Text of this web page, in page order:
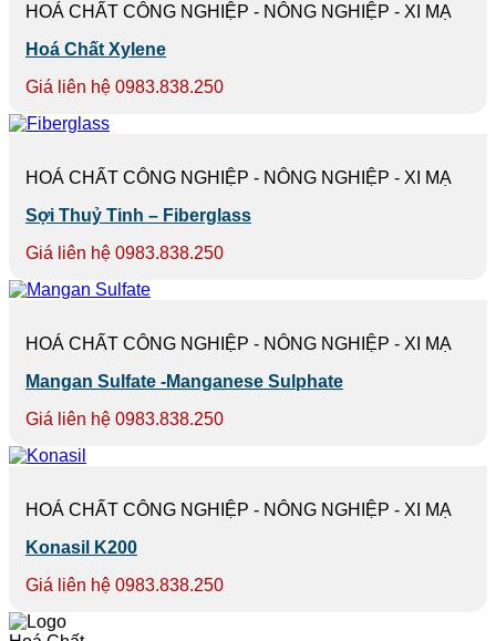
HOÁ CHẤT CÔNG NGHIỆP - NÔNG NGHIỆP - XI MẠ
Hoá Chất Xylene
Giá liên hệ 0983.838.250
HOÁ CHẤT CÔNG NGHIỆP - NÔNG NGHIỆP - XI MẠ
Sợi Thuỷ Tinh – Fiberglass
Giá liên hệ 0983.838.250
HOÁ CHẤT CÔNG NGHIỆP - NÔNG NGHIỆP - XI MẠ
Mangan Sulfate -Manganese Sulphate
Giá liên hệ 0983.838.250
HOÁ CHẤT CÔNG NGHIỆP - NÔNG NGHIỆP - XI MẠ
Konasil K200
Giá liên hệ 0983.838.250